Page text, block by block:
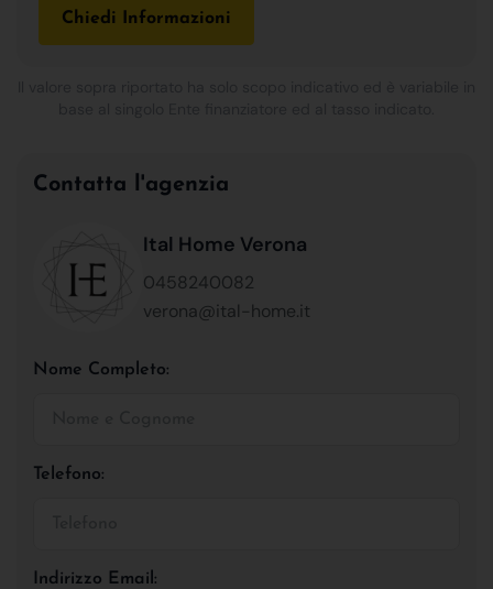
Chiedi Informazioni
Contatta l'agenzia
Ital Home Verona
0458240082
verona@ital-home.it
Nome Completo:
Telefono:
Indirizzo Email: